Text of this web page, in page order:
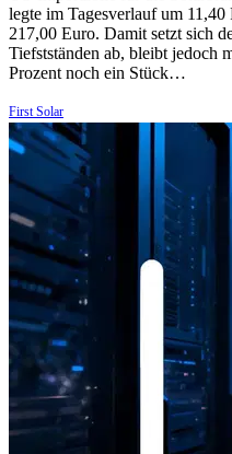
legte im Tagesverlauf um
217,00 Euro. Damit setzt sich
Tiefstständen ab, bleibt jedoch
Prozent noch ein Stück…
First Solar